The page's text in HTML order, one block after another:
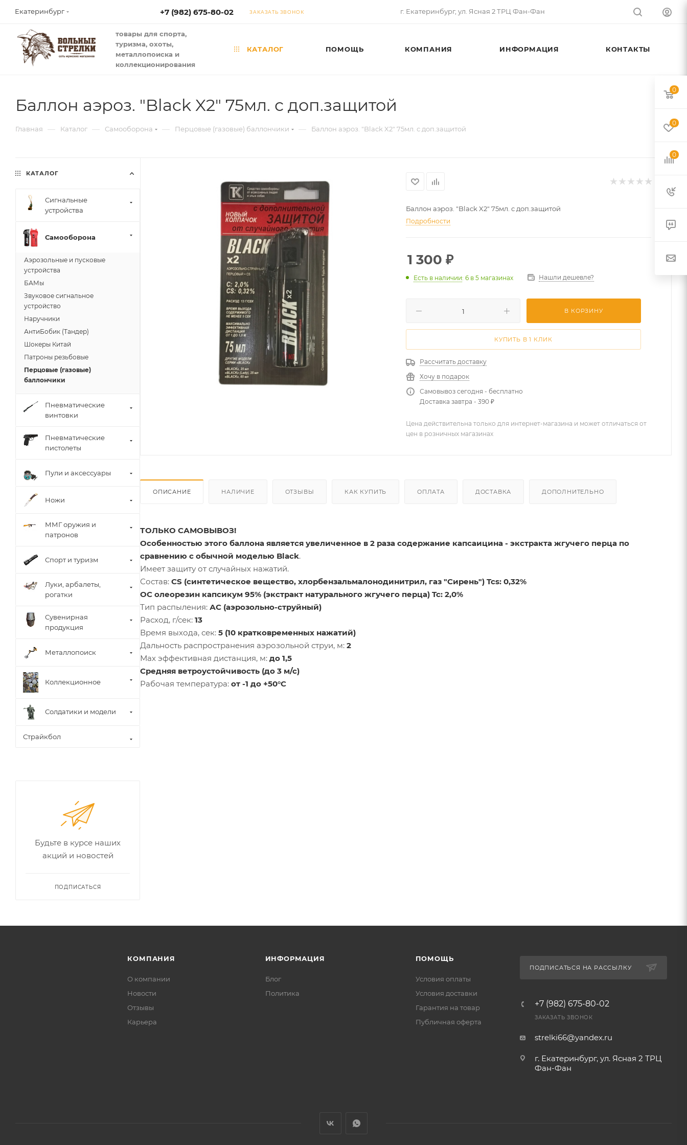
Екатеринбург +7 (982) 675-80-02 ЗАКАЗАТЬ ЗВОНОК г. Екатеринбург, ул. Ясная 2 ТРЦ Фан-Фан
товары для спорта,
туризма, охоты,
металлопоиска и
коллекционирования
КАТАЛОГ ПОМОЩЬ КОМПАНИЯ ИНФОРМАЦИЯ КОНТАКТЫ
Баллон аэроз. "Black X2" 75мл. с доп.защитой
Главная — Каталог — Самооборона — Перцовые (газовые) баллончики — Баллон аэроз. "Black X2" 75мл. с доп.защитой
Баллон аэроз. "Black X2" 75мл. с доп.защитой
Подробности
1 300 ₽
Есть в наличии: 6 в 5 магазинах Нашли дешевле?
В КОРЗИНУ
КУПИТЬ В 1 КЛИК
Рассчитать доставку
Хочу в подарок
Самовывоз сегодня - бесплатно
Доставка завтра - 390 ₽
Цена действительна только для интернет-магазина и может отличаться от
цен в розничных магазинах
ОПИСАНИЕ НАЛИЧИЕ ОТЗЫВЫ КАК КУПИТЬ ОПЛАТА ДОСТАВКА ДОПОЛНИТЕЛЬНО
ТОЛЬКО САМОВЫВОЗ!
Особенностью этого баллона является увеличенное в 2 раза содержание капсаицина - экстракта жгучего перца по
сравнению с обычной моделью Black.
Имеет защиту от случайных нажатий.
Состав: CS (синтетическое вещество, хлорбензальмалонодинитрил, газ "Сирень") Tcs: 0,32%
OC олеорезин капсикум 95% (экстракт натурального жгучего перца) Tc: 2,0%
Тип распыления: АC (аэрозольно-струйный)
Расход, г/сек: 13
Время выхода, сек: 5 (10 кратковременных нажатий)
Дальность распространения аэрозольной струи, м: 2
Мах эффективная дистанция, м: до 1,5
Средняя ветроустойчивость (до 3 м/с)
Рабочая температура: от -1 до +50°С
КАТАЛОГ
Сигнальные
устройства
Самооборона
Аэрозольные и пусковые
устройства
БАМы
Звуковое сигнальное
устройство
Наручники
АнтиБобик (Тандер)
Шокеры Китай
Патроны резьбовые
Перцовые (газовые)
баллончики
Пневматические
винтовки
Пневматические
пистолеты
Пули и аксессуары
Ножи
ММГ оружия и
патронов
Спорт и туризм
Луки, арбалеты,
рогатки
Сувенирная
продукция
Металлопоиск
Коллекционное
Солдатики и модели
Страйкбол
Будьте в курсе наших
акций и новостей
ПОДПИСАТЬСЯ
КОМПАНИЯ
О компании
Новости
Отзывы
Карьера
ИНФОРМАЦИЯ
Блог
Политика
ПОМОЩЬ
Условия оплаты
Условия доставки
Гарантия на товар
Публичная оферта
ПОДПИСАТЬСЯ НА РАССЫЛКУ
+7 (982) 675-80-02
ЗАКАЗАТЬ ЗВОНОК
strelki66@yandex.ru
г. Екатеринбург, ул. Ясная 2 ТРЦ
Фан-Фан
0
0
0